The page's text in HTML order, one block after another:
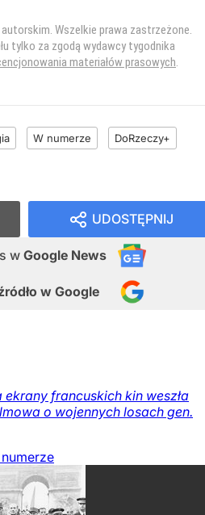
Wszelkie prawa zastrzeżone.
tylko za zgodą wydawcy tygodnika
materiałów prasowych.
W numerze DoRzeczy+
UDOSTĘPNIJ
w Google News
w Google
ekrany francuskich kin weszła
o wojennych losach gen.